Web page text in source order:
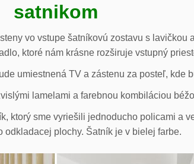
satnikom
vo vstupe šatníkovú zostavu s lavičkou
ktoré nám krásne rozširuje vstupný
umiestnená TV a zástenu za posteľ, kde
lamelami a farebnou kombiláciou
ktorý sme vyriešili jednoducho policami a
odkladacej plochy. Šatník je v bielej farbe.